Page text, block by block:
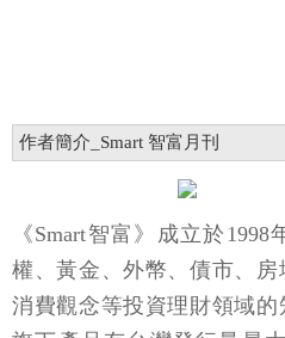
作者簡介_Smart 智富月刊
《Smart智富》成立於
權、黃金、外幣、債市、房
消費觀念等投資理財領域的